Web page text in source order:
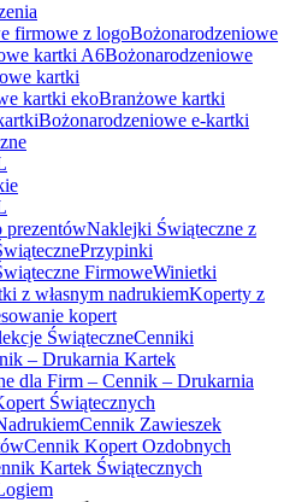
firmowe z logoBożonarodzeniowe
kartki A6Bożonarodzeniowe
kartki
kartki ekoBranżowe kartki
Bożonarodzeniowe e-kartki
prezentówNaklejki Świąteczne z
Przypinki
FirmoweWinietki
z własnym nadrukiemKoperty z
kopert
ŚwiąteczneCenniki
– Drukarnia Kartek
dla Firm – Cennik – Drukarnia
Świątecznych
Cennik Zawieszek
Cennik Kopert Ozdobnych
Kartek Świątecznych